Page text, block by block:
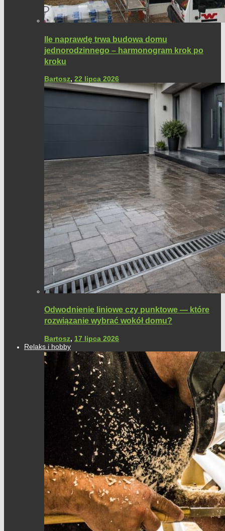
Ile naprawdę trwa budowa domu
jednorodzinnego – harmonogram krok po
kroku
Bartosz, 22 lipca 2026
Odwodnienie liniowe czy punktowe — które
rozwiązanie wybrać wokół domu?
Bartosz, 17 lipca 2026
Relaks i hobby